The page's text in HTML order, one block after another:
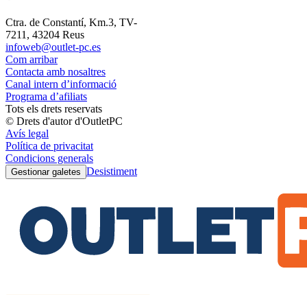
Ctra. de Constantí, Km.3, TV-
7211, 43204 Reus
infoweb@outlet-pc.es
Com arribar
Contacta amb nosaltres
Canal intern d’informació
Programa d’afiliats
Tots els drets reservats
© Drets d'autor d'OutletPC
Avís legal
Política de privacitat
Condicions generals
Gestionar galetes Desistiment